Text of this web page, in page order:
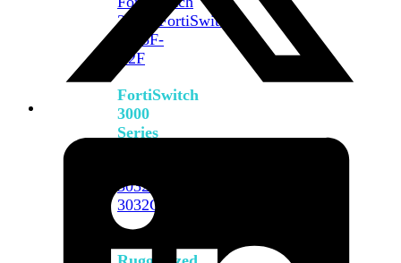
2048F FortiSwitch
2048F-
B2F
FortiSwitch
3000
Series
3032E
3032G